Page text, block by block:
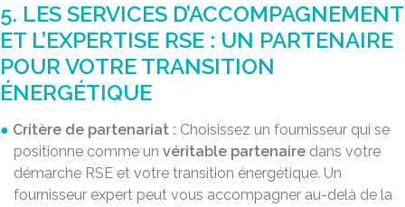
5. LES SERVICES D’ACCOMPAGNEMENT
ET L’EXPERTISE RSE : UN PARTENAIRE
POUR VOTRE TRANSITION
ÉNERGÉTIQUE
Critère de partenariat : Choisissez un fournisseur qui se
positionne comme un véritable partenaire dans votre
démarche RSE et votre transition énergétique. Un
fournisseur expert peut vous accompagner au-delà de la